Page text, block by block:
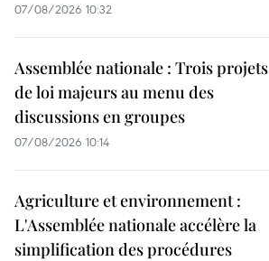
07/08/2026 10:32
Assemblée nationale : Trois projets
de loi majeurs au menu des
discussions en groupes
07/08/2026 10:14
Agriculture et environnement :
L'Assemblée nationale accélère la
simplification des procédures